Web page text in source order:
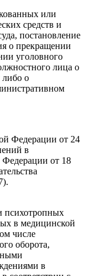
или
средств и
постановление
о прекращении
уголовного
лица о
либо о
Федерации от 24
в
Федерации от 18
психотропных
в медицинской
числе
оборота,
в